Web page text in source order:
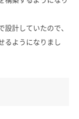
計していたので、
るようになりまし